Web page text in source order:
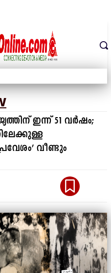
ഇന്ന് 51 വർഷം;
വീണ്ടും